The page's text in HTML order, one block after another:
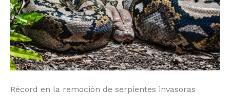
o
k
p
k r
Récord en la remoción de serpientes invasoras